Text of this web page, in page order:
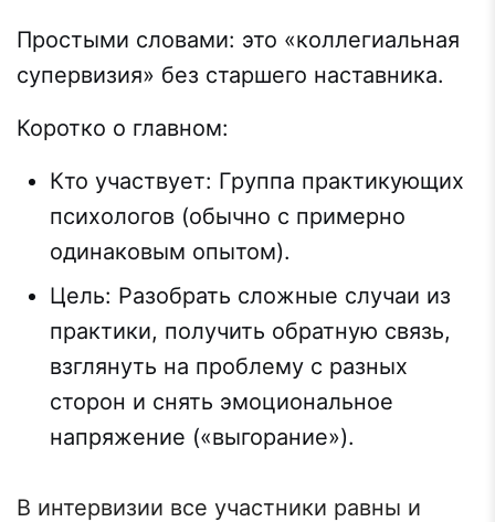
Простыми словами: это «коллегиальная
супервизия» без старшего наставника.
Коротко о главном:
Кто участвует: Группа практикующих
психологов (обычно с примерно
одинаковым опытом).
Цель: Разобрать сложные случаи из
практики, получить обратную связь,
взглянуть на проблему с разных
сторон и снять эмоциональное
напряжение («выгорание»).
В интервизии все участники равны и